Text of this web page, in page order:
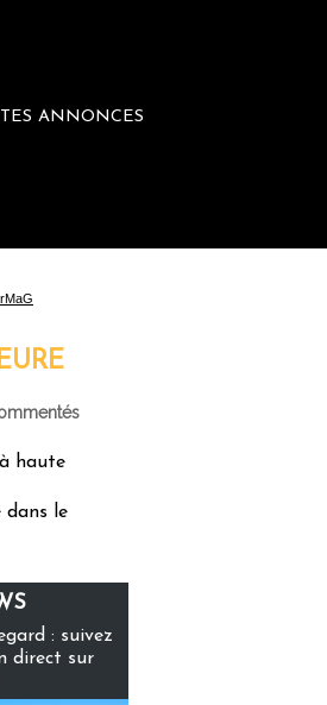
ANNONCES
haute
dans le
: suivez
direct sur